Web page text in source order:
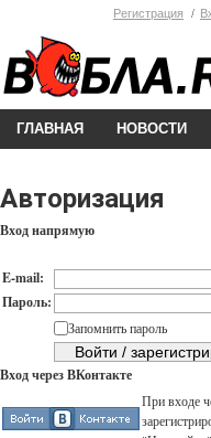
Регистрация
ГЛАВНАЯ НОВОСТИ
Авторизация
Вход напрямую
E-mail:
Пароль:
Запомнить пароль
Вход через ВКонтакте
При входе